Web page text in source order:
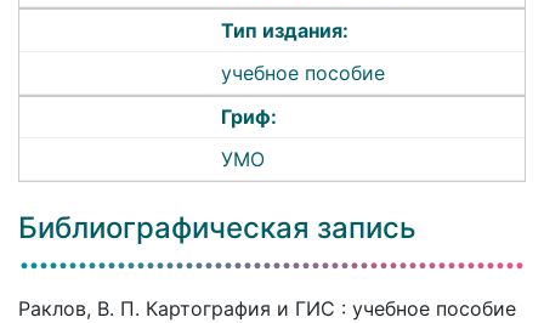
Тип издания:
учебное пособие
Гриф:
УМО
Библиографическая запись
Раклов, В. П. Картография и ГИС : учебное пособие